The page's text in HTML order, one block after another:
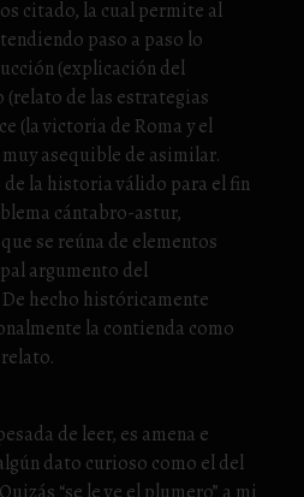
citado, la cual permite al
paso a paso lo
(explicación del
de las estrategias
(la victoria de Roma y el
asequible de asimilar.
de la historia válido para el fin
cántabro-astur,
se reúna de elementos
argumento del
hecho históricamente
la contienda como
de leer, es amena e
dato curioso como el del